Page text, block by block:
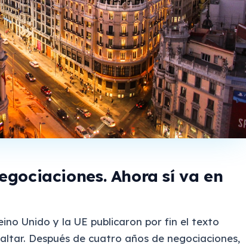
Ahora sí va en
Unido y la UE publicaron por fin el texto
Después de cuatro años de negociaciones,